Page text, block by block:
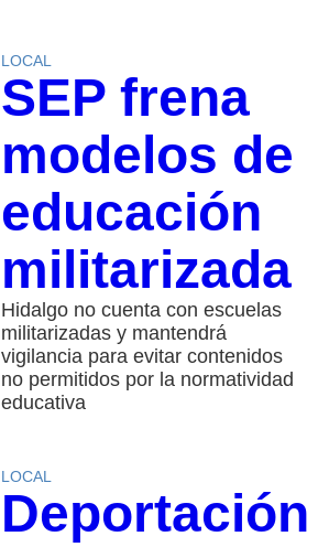
LOCAL
SEP frena
modelos de
educación
militarizada
Hidalgo no cuenta con escuelas
militarizadas y mantendrá
vigilancia para evitar contenidos
no permitidos por la normatividad
educativa
LOCAL
Deportación